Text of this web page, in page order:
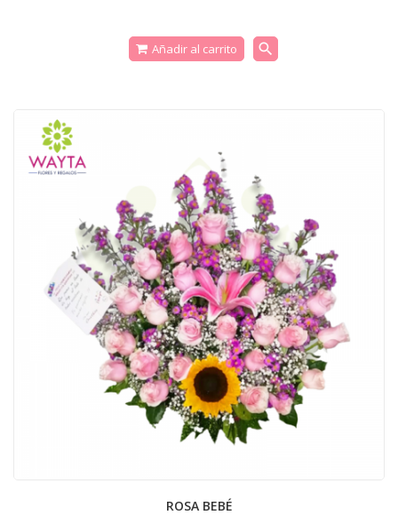
Añadir al carrito search
ROSA BEBÉ